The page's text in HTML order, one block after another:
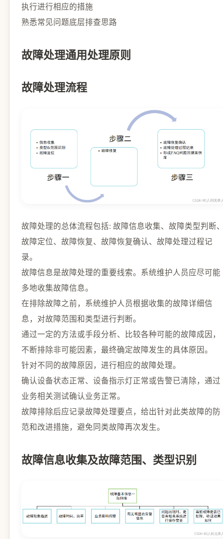
执行进行相应的措施
熟悉常见问题底层排查思路
故障处理通用处理原则
故障处理流程
故障处理的总体流程包括: 故障信息收集、故障类型判断
故障定位、故障恢复、故障恢复确认、故障处理过程记
录。
故障信息是故障处理的重要线索。系统维护人员应尽可能
多地收集故障信息。
在排除故障之前，系统维护人员根据收集的故障详细信
息，对故障范围和类型进行判断。
通过一定的方法或手段分析、比较各种可能的故障成因，
不断排除非可能因素，最终确定故障发生的具体原因。
针对不同的故障原因，进行相应的故障处理。
确认设备状态正常、设备指示灯正常或告警已清除，通过
业务相关测试确认业务正常。
故障排除后应记录故障处理要点，给出针对此类故障的防
范和改进措施，避免同类故障再次发生。
故障信息收集及故障范围、类型识别